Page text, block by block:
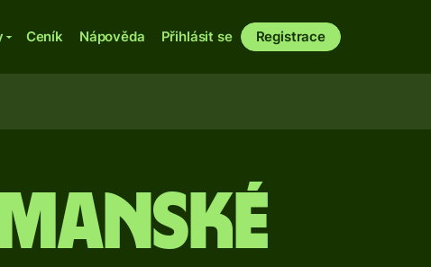
Ceník Nápověda Přihlásit se Registrace